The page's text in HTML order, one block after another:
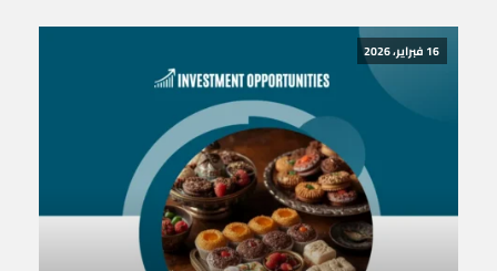
16 فبراير، 2026